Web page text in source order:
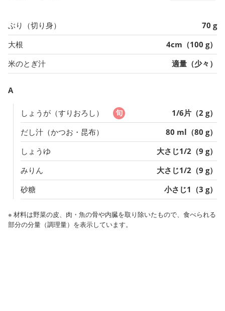
ぶり（切り身）
70 g
大根
4cm（100 g）
米のとぎ汁
適量（少々）
A
しょうが（すりおろし）
1/6片（2 g）
だし汁（かつお・昆布）
80 ml（80 g）
しょうゆ
大さじ1/2（9 g）
みりん
大さじ1/2（9 g）
砂糖
小さじ1（3 g）
※ 材料は野菜の皮、肉・魚の骨や内臓を取り除いたもので、食べられる
部分の分量（調理量）を表示しています。